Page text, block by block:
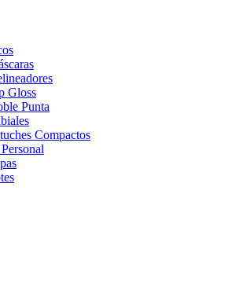
Gloss
Punta
Compactos